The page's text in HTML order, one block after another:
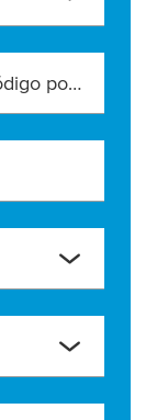
Código postal (Introduzca el código postal exacto)